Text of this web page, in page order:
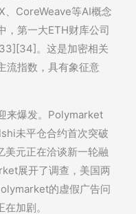
、CoreWeave等AI概念
，第一大ETH财库公司
。这是加密相关
流指数，具有象征意
来爆发。Polymarket
未平仓合约首次突破
元正在洽谈新一轮融
展开了调查，美国两
的虚假广告问
加剧。